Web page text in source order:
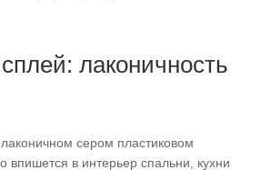
лаконичность
сером пластиковом
впишется в интерьер спальни, кухни